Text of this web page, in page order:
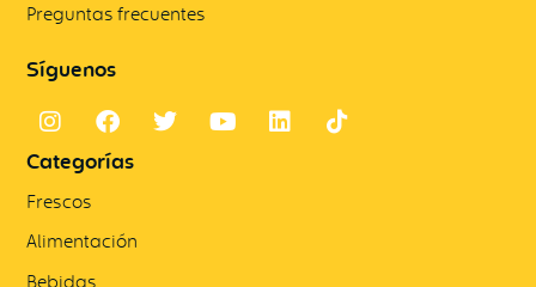
Preguntas frecuentes
Síguenos
Categorías
Frescos
Alimentación
Bebidas